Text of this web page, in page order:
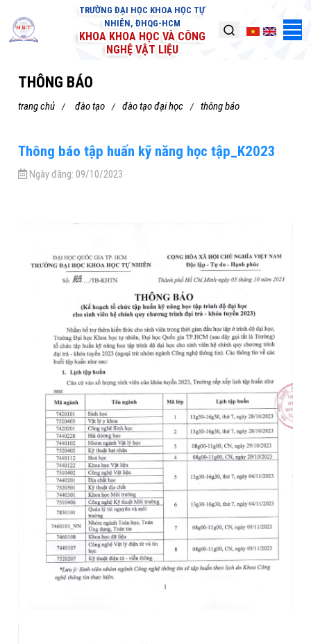
TRƯỜNG ĐẠI HỌC KHOA HỌC TỰ
NHIÊN, ĐHQG-HCM
KHOA KHOA HỌC VÀ CÔNG
NGHỆ VẬT LIỆU
THÔNG BÁO
trang chủ đào tạo đào tạo đại học thông báo
Thông báo tập huấn kỹ năng học tập_K2023
Ngày đăng: 09/10/2023